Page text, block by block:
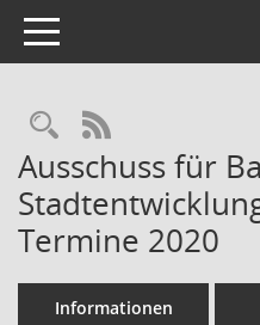
Toggle navigation
RSS-Feed
Ausschuss für
Termine 2020
Informationen